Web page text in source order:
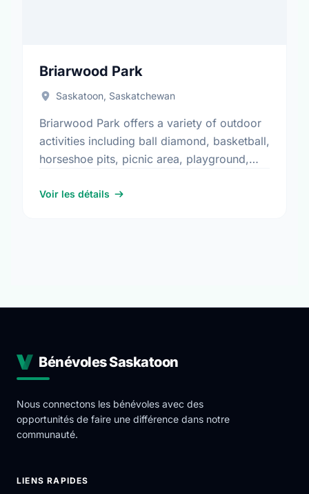
Briarwood Park
Saskatoon, Saskatchewan
Briarwood Park offers a variety of outdoor
activities including ball diamond, basketball,
horseshoe pits, picnic area, playground,
a great spot for community …
Voir les détails
Bénévoles Saskatoon
Nous connectons les bénévoles avec des
opportunités de faire une différence dans notre
communauté.
LIENS RAPIDES